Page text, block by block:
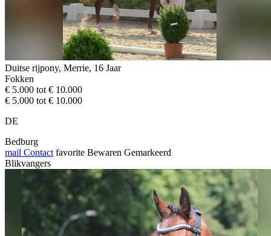
Duitse rijpony, Merrie, 16 Jaar
Fokken
€ 5.000 tot € 10.000
€ 5.000 tot € 10.000
DE
Bedburg
mail Contact favorite Bewaren Gemarkeerd
Blikvangers